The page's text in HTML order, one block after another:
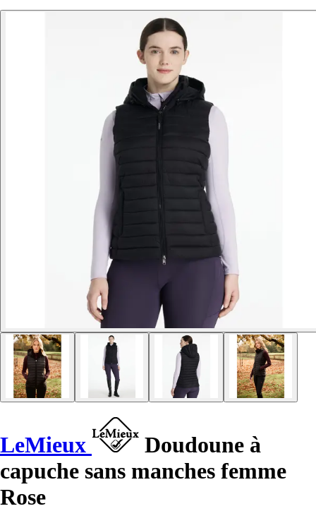
LeMieux
Doudoune à
capuche sans manches femme
Rose